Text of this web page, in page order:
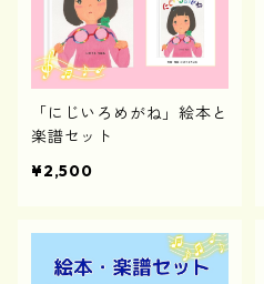
「にじいろめがね」絵本と
楽譜セット
¥2,500